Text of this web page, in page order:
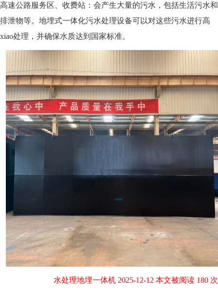
高速公路服务区、收费站：会产生大量的污水，包括生活污水和
排泄物等。地埋式一体化污水处理设备可以对这些污水进行高
xiao处理，并确保水质达到国家标准。
水处理地埋一体机 2025-12-12 本文被阅读 180 次